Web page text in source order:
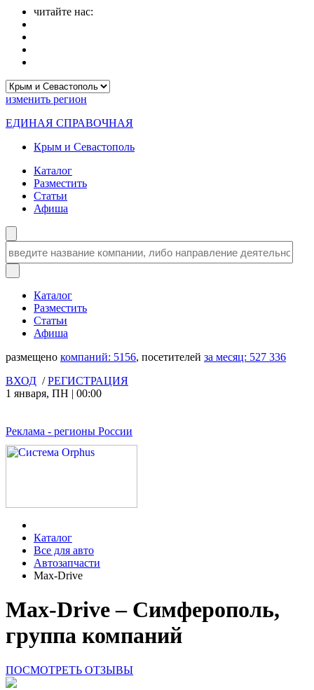
читайте нас:
изменить регион
ЕДИНАЯ СПРАВОЧНАЯ
Крым и Севастополь
Каталог
Разместить
Статьи
Афиша
Каталог
Разместить
Статьи
Афиша
размещено компаний: 5156, посетителей за месяц: 527 336
ВХОД /РЕГИСТРАЦИЯ
1 января, ПН | 00:00
Реклама - регионы России
Каталог
Все для авто
Автозапчасти
Max-Drive
Max-Drive – Симферополь,
группа компаний
ПОСМОТРЕТЬ ОТЗЫВЫ